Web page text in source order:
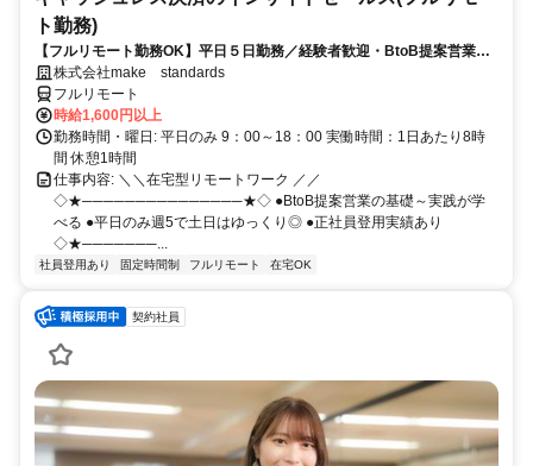
ト勤務)
【フルリモート勤務OK】平日５日勤務／経験者歓迎・BtoB提案営業で
スキルアップ
株式会社make standards
フルリモート
時給1,600円以上
勤務時間・曜日: 平日のみ 9：00～18：00 実働時間：1日あたり8時
間 休憩1時間
仕事内容: ＼＼在宅型リモートワーク ／／
◇★───────────────★◇ ●BtoB提案営業の基礎～実践が学
べる ●平日のみ週5で土日はゆっくり◎ ●正社員登用実績あり
◇★───────...
社員登用あり 固定時間制 フルリモート 在宅OK
契約社員